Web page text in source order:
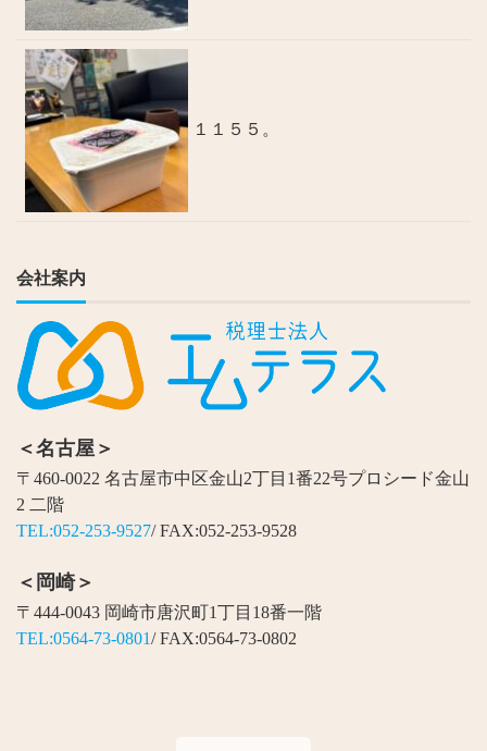
１１５５。
会社案内
＜名古屋＞
〒460-0022 名古屋市中区金山2丁目1番22号プロシード金山
2 二階
TEL:052-253-9527/ FAX:052-253-9528
＜岡崎＞
〒444-0043 岡崎市唐沢町1丁目18番一階
TEL:0564-73-0801/ FAX:0564-73-0802